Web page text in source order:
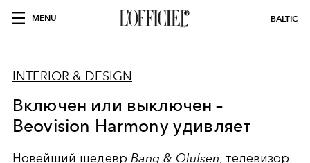
MENU BALTIC
INTERIOR & DESIGN
Включен или выключен –
Beovision Harmony удивляет
Новейший шедевр Bang & Olufsen, телевизор